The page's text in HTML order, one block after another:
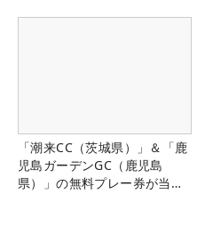
「潮来CC（茨城県）」＆「鹿
児島ガーデンGC（鹿児島
県）」の無料プレー券が当た